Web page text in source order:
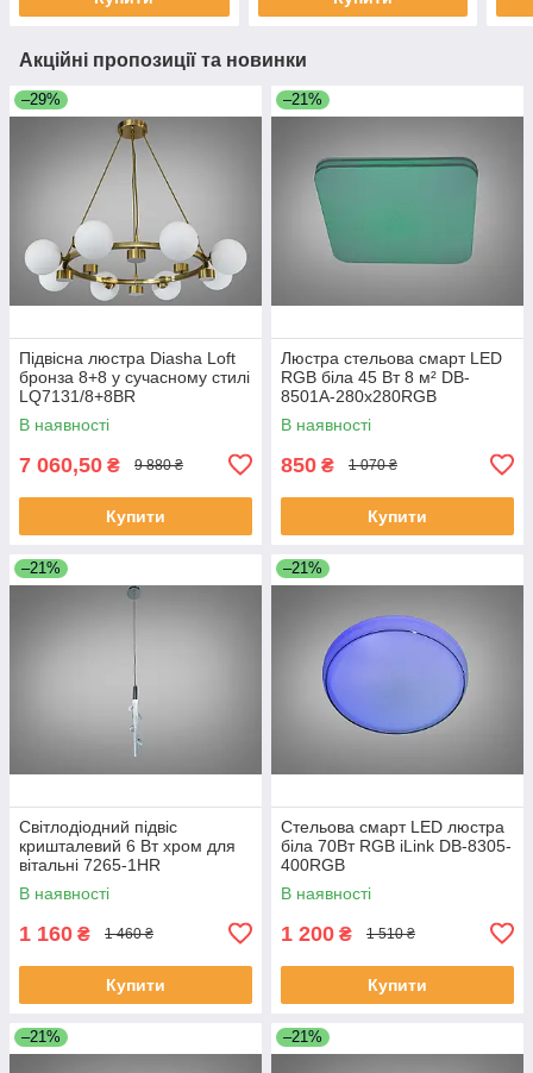
Акційні пропозиції та новинки
–29%
Підвісна люстра Diasha Loft
бронза 8+8 у сучасному стилі
LQ7131/8+8BR
В наявності
7 060,50 ₴ 9 880 ₴
Купити
–21%
Люстра стельова смарт LED
RGB біла 45 Вт 8 м² DB-
8501A-280x280RGB
В наявності
850 ₴ 1 070 ₴
Купити
–21%
Світлодіодний підвіс
кришталевий 6 Вт хром для
вітальні 7265-1HR
В наявності
1 160 ₴ 1 460 ₴
Купити
–21%
Стельова смарт LED люстра
біла 70Вт RGB iLink DB-8305-
400RGB
В наявності
1 200 ₴ 1 510 ₴
Купити
–21% –21%